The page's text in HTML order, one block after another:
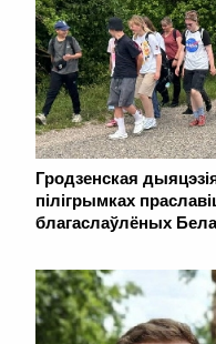
Гродзенская
пілігрымках
благаслаўлёных